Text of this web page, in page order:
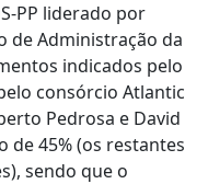
PP liderado por
de Administração da
indicados pelo
consórcio Atlantic
Pedrosa e David
de 45% (os restantes
sendo que o